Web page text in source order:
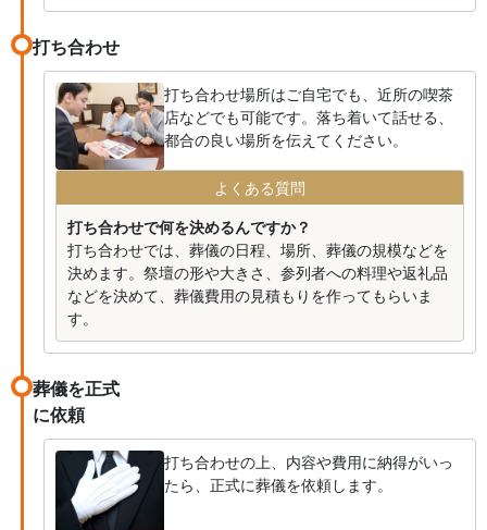
打ち合わせ
打ち合わせ場所はご自宅でも、近所の喫茶
店などでも可能です。落ち着いて話せる、
都合の良い場所を伝えてください。
よくある質問
打ち合わせで何を決めるんですか？
打ち合わせでは、葬儀の日程、場所、葬儀の規模などを
決めます。祭壇の形や大きさ、参列者への料理や返礼品
などを決めて、葬儀費用の見積もりを作ってもらいま
す。
葬儀を正式
に依頼
打ち合わせの上、内容や費用に納得がいっ
たら、正式に葬儀を依頼します。